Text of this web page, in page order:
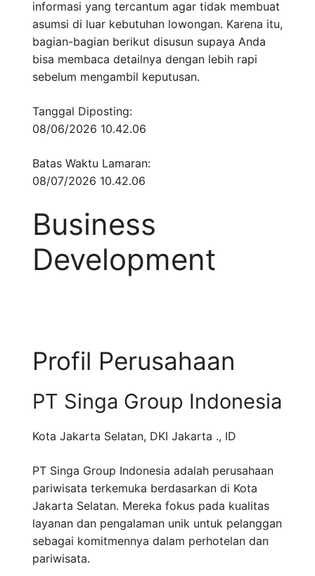
informasi yang tercantum agar tidak membuat
asumsi di luar kebutuhan lowongan. Karena itu,
bagian-bagian berikut disusun supaya Anda
bisa membaca detailnya dengan lebih rapi
sebelum mengambil keputusan.
Tanggal Diposting:
08/06/2026 10.42.06
Batas Waktu Lamaran:
08/07/2026 10.42.06
Business
Development
Profil Perusahaan
PT Singa Group Indonesia
Kota Jakarta Selatan, DKI Jakarta ., ID
PT Singa Group Indonesia adalah perusahaan
pariwisata terkemuka berdasarkan di Kota
Jakarta Selatan. Mereka fokus pada kualitas
layanan dan pengalaman unik untuk pelanggan
sebagai komitmennya dalam perhotelan dan
pariwisata.